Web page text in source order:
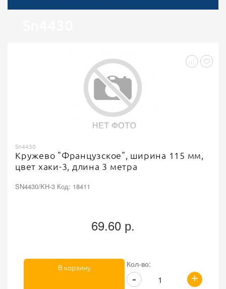
Sn4430
Кружево "Французское", ширина 115 мм,
цвет хаки-3, длина 3 метра
SN4430/KH-3 Код: 18411
69.60 р.
Кол-во:
+
-
В корзину